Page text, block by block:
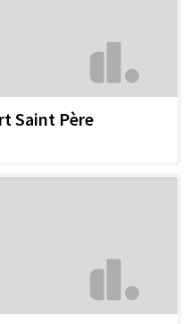
Saint Père